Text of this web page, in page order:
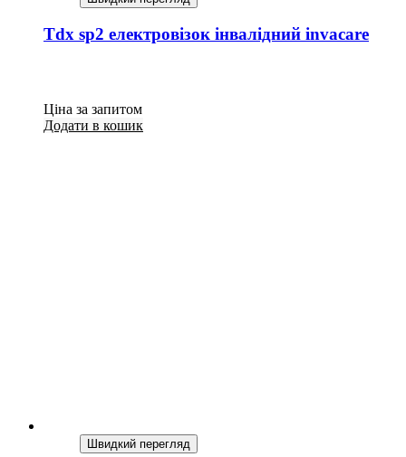
Tdx sp2 електровізок інвалідний invacare
Ціна за запитом
Додати в кошик
Швидкий перегляд